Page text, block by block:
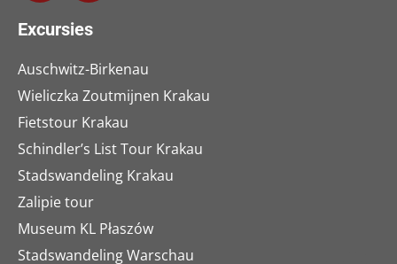
Excursies
Auschwitz-Birkenau
Wieliczka Zoutmijnen Krakau
Fietstour Krakau
Schindler’s List Tour Krakau
Stadswandeling Krakau
Zalipie tour
Museum KL Płaszów
Stadswandeling Warschau